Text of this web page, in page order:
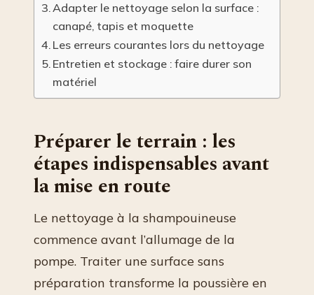
Adapter le nettoyage selon la surface :
canapé, tapis et moquette
Les erreurs courantes lors du nettoyage
Entretien et stockage : faire durer son
matériel
Préparer le terrain : les
étapes indispensables avant
la mise en route
Le nettoyage à la shampouineuse
commence avant l’allumage de la
pompe. Traiter une surface sans
préparation transforme la poussière en